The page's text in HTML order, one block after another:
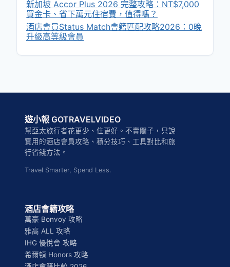
新加坡 Accor Plus 2026 完整攻略：NT$7,000
買金卡、省下萬元住宿費，值得嗎？
酒店會員Status Match會籍匹配攻略2026：0晚
升級高等級會員
遊小報 GOTRAVELVIDEO
幫亞太旅行者花更少、住更好。不賣關子，只說
實用的酒店會員攻略、積分技巧、工具對比和旅
行省錢方法。
Travel Smarter, Spend Less.
酒店會籍攻略
萬豪 Bonvoy 攻略
雅高 ALL 攻略
IHG 優悅會 攻略
希爾頓 Honors 攻略